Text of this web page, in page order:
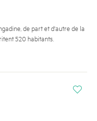
de part et d'autre de la
520 habitants.
i